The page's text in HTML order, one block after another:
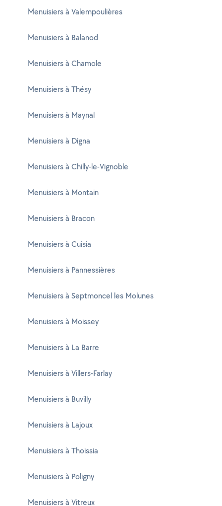
Menuisiers à Valempoulières
Menuisiers à Balanod
Menuisiers à Chamole
Menuisiers à Thésy
Menuisiers à Maynal
Menuisiers à Digna
Menuisiers à Chilly-le-Vignoble
Menuisiers à Montain
Menuisiers à Bracon
Menuisiers à Cuisia
Menuisiers à Pannessières
Menuisiers à Septmoncel les Molunes
Menuisiers à Moissey
Menuisiers à La Barre
Menuisiers à Villers-Farlay
Menuisiers à Buvilly
Menuisiers à Lajoux
Menuisiers à Thoissia
Menuisiers à Poligny
Menuisiers à Vitreux